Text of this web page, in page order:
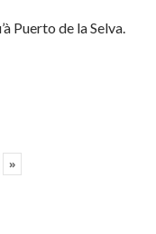
Puerto de la Selva.
»